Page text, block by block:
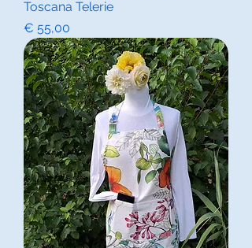
Toscana Telerie
Prijs
€ 55,00